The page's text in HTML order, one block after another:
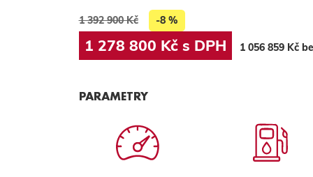
1 392 900 Kč -8 %
1 278 800 Kč s DPH 1 056 859 Kč
PARAMETRY